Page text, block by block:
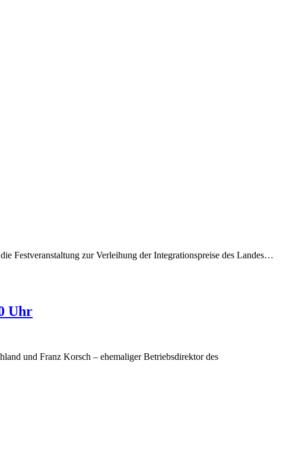
Festveranstaltung zur Verleihung der Integrationspreise des Landes…
Uhr
und Franz Korsch – ehemaliger Betriebsdirektor des